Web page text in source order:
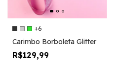
+6
Carimbo Borboleta Glitter
R$129,99